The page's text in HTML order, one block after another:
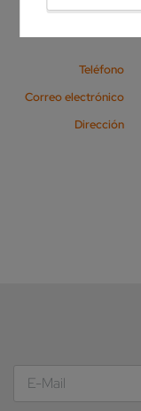
Teléfono
Correo electrónico
Dirección